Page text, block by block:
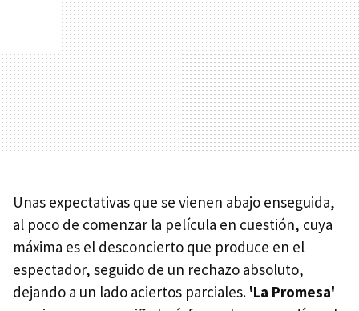
Unas expectativas que se vienen abajo enseguida,
al poco de comenzar la película en cuestión, cuya
máxima es el desconcierto que produce en el
espectador, seguido de un rechazo absoluto,
dejando a un lado aciertos parciales. 'La Promesa'